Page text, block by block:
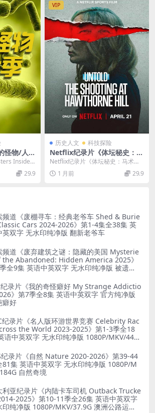
怪物/人体
Inside M
英语中
MP4/2
Inside
《...
29.9
VIP
历史人文 科技探险
Netflix纪录片《体坛秘史：马
术名将枪击案 Untold: The S
hooting at Hawthorne Hill
2026》英语多国字幕 无水印
Netflix纪录片《体坛秘史：马术名
将枪击案 Untold: The Shoo...
1 月前 29.9
频道《废棚寻车：经典老爷车 Shed & Burie
Cars 2024-2026》第1-4集全38集 英
英双字 无水印纯净版 翻新老爷车
频道《废弃建筑之谜：隐藏的美国 Mysterie
the Abandoned: Hidden America 2025》
全9集 英语中英双字 无水印纯净版 被遗弃
纪录片《我的奇怪癖好 My Strange Addictio
》第7季全8集 英语中英双字 官方纯净版
癖好
纪录片《名人版环游世界竞赛 Celebrity Rac
the World 2023-2025》第1-3季全18
语中英双字 无水印纯净版 1080P/MKV/44.8
纪录片《自然 Nature 2020-2026》第39-44
81集 英语中英双字 无水印纯净版 1080P/M
自然奇境
利亚纪录片《内陆卡车司机 Outback Trucke
2025》第10-11季全26集 英语中英双字
印纯净版 1080P/MKV/37.9G 澳洲公路运输